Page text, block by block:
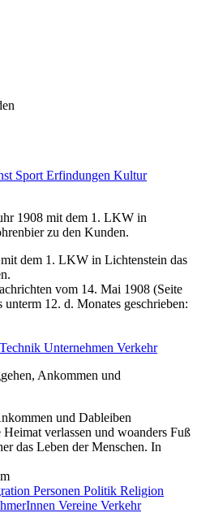
Sport Erfindungen Kultur
dem 1. LKW in Lichtenstein das
vom 14. Mai 1908 (Seite
12. d. Monates geschrieben:
Technik Unternehmen Verkehr
und Dableiben
verlassen und woanders Fuß
das Leben der Menschen. In
Personen Politik Religion
Vereine Verkehr